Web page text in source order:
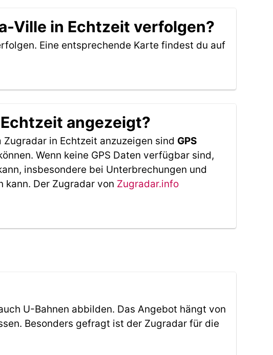
Ville in Echtzeit verfolgen?
Eine entsprechende Karte findest du auf
angezeigt?
in Echtzeit anzuzeigen sind GPS
Wenn keine GPS Daten verfügbar sind,
insbesondere bei Unterbrechungen und
kann. Der Zugradar von Zugradar.info
U-Bahnen abbilden. Das Angebot hängt von
Besonders gefragt ist der Zugradar für die